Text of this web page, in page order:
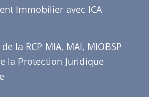
Immobilier avec ICA
la RCP MIA, MAI, MIOBSP
la Protection Juridique